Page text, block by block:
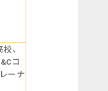
、
コ
ーナ